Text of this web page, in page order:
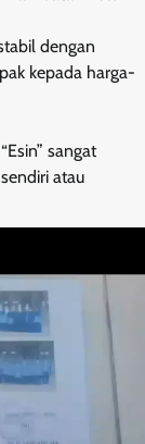
dengan
kepada harga-
sangat
atau